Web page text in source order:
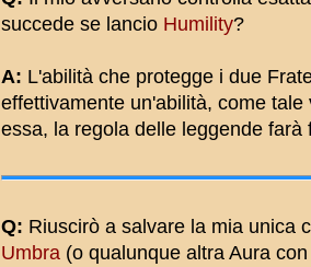
succede se lancio Humility?
A: L'abilità che protegge i due
effettivamente un'abilità, come
essa, la regola delle leggende
Q: Riuscirò a salvare la mia unica
Umbra (o qualunque altra Aura